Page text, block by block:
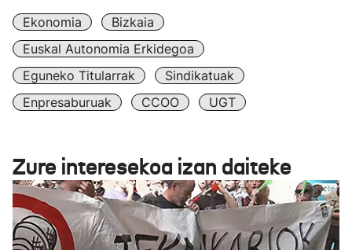
Ekonomia
Bizkaia
Euskal Autonomia Erkidegoa
Eguneko Titularrak
Sindikatuak
Enpresaburuak
CCOO UGT
Zure interesekoa izan daiteke